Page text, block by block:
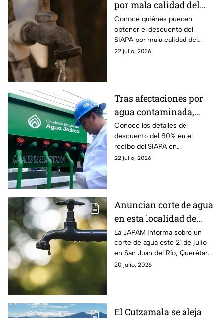
por mala calidad del
agua en la ZMG de
Jalisco: quiénes
pueden recibirlos, de
cuánto serán y cómo
Conoce quiénes pueden
obtener el descuento del
SIAPA por mala calidad del
agua en la ZMG, de cuánto
22 julio, 2026
Tras afectaciones por
agua contaminada,
aprueban descuentos al
recibo en Jalisco
Conoce los detalles del
descuento del 80% en el
recibo del SIAPA en
Guadalajara, colonias
22 julio, 2026
Anuncian corte de agua
en esta localidad de
Querétaro; ¿cuándo
restablecerán el
servicio?
La JAPAM informa sobre un
corte de agua este 21 de julio
en San Juan del Río, Querétaro.
Consulta aquí las calles
20 julio, 2026
El Cutzamala se aleja